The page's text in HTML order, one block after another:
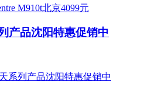
产品沈阳特惠促销中